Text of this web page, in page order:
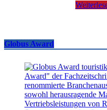
Globus Award